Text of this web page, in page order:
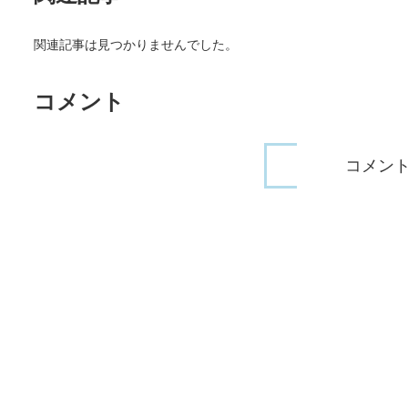
関連記事は見つかりませんでした。
コメント
コメン